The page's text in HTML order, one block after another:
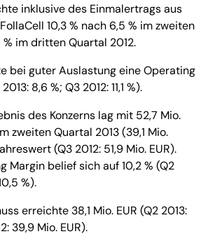
inklusive des Einmalertrags aus
10,3 % nach 6,5 % im zweiten
% im dritten Quartal 2012.
bei guter Auslastung eine Operating
8,6 %; Q3 2012: 11,1 %).
des Konzerns lag mit 52,7 Mio.
zweiten Quartal 2013 (39,1 Mio.
(Q3 2012: 51,9 Mio. EUR).
Margin belief sich auf 10,2 % (Q2
%).
erreichte 38,1 Mio. EUR (Q2 2013:
39,9 Mio. EUR).